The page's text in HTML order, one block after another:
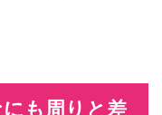
も周りと差